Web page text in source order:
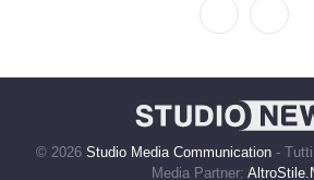
© 2026 Studio Media Communication- Tutti
Media Partner: